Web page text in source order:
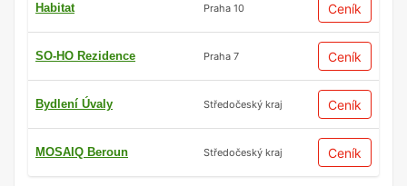
Habitat Praha 10 Ceník
SO-HO Rezidence Praha 7 Ceník
Bydlení Úvaly Středočeský kraj Ceník
MOSAIQ Beroun Středočeský kraj Ceník